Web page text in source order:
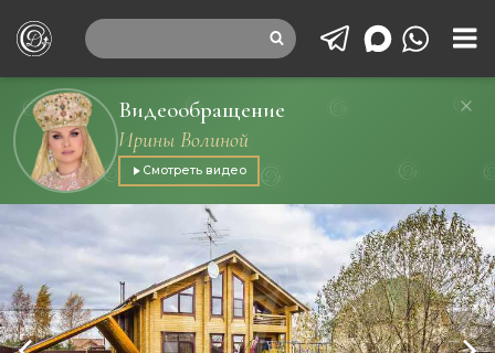
Видеообращение
Ирины Волиной
Смотреть видео